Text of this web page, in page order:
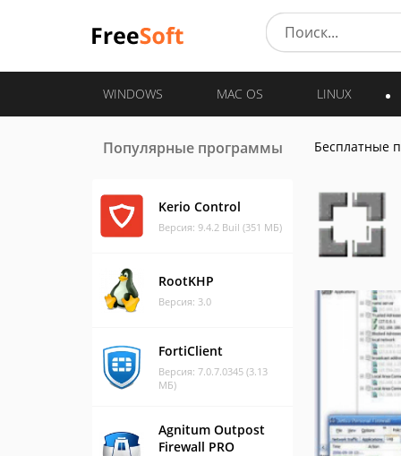
WINDOWS MAC OS LINUX
Популярные программы
Kerio Control
Версия: 9.4.2 Buil (351 МБ)
RootKHP
Версия: 3.0
FortiClient
Версия: 7.0.7.0345 (3.13
МБ)
Agnitum Outpost
Firewall PRO
Бесплатные